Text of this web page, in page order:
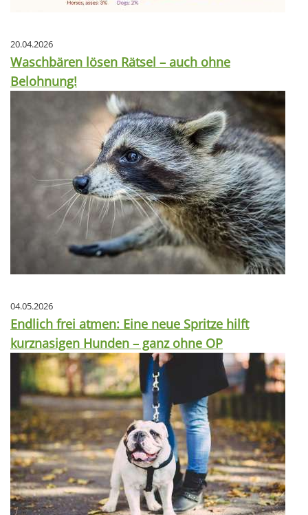
20.04.2026
Waschbären lösen Rätsel – auch ohne
Belohnung!
04.05.2026
Endlich frei atmen: Eine neue Spritze hilft
kurznasigen Hunden – ganz ohne OP